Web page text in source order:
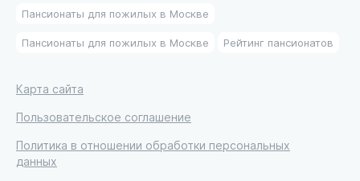
Пансионаты для пожилых в Москве
Пансионаты для пожилых в Москве Рейтинг пансионатов
Карта сайта
Пользовательское соглашение
Политика в отношении обработки персональных
данных